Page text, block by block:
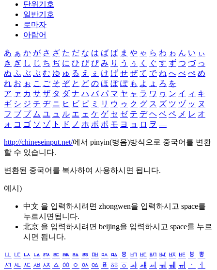
단위기호
일반기호
로마자
아랍어
あ ぁ か が さ ざ た だ な は ば ぱ ま や ゃ ら わ ゎ ん い ぃ
き ぎ し じ ち ぢ に ひ び ぴ み り う ぅ く ぐ す ず つ づ っ
ぬ ふ ぶ ぷ む ゆ ゅ る え ぇ け げ せ ぜ て で ね へ べ ぺ め
れ お ぉ こ ご そ ぞ と ど の ほ ぼ ぽ も よ ょ ろ を
ア ァ カ サ ザ タ ダ ナ ハ バ パ マ ヤ ャ ラ ワ ヮ ン イ ィ キ
ギ シ ジ チ ヂ ニ ヒ ビ ピ ミ リ ウ ゥ ク グ ス ズ ツ ヅ ッ ヌ
フ ブ プ ム ユ ュ ル エ ェ ケ ゲ セ ゼ テ デ ヘ ベ ペ メ レ オ
ォ コ ゴ ソ ゾ ト ド ノ ホ ボ ポ モ ヨ ョ ロ ヲ ―
http://chineseinput.net/에서 pinyin(병음)방식으로 중국어를 변환
할 수 있습니다.
변환된 중국어를 복사하여 사용하시면 됩니다.
예시)
中文 을 입력하시려면 zhongwen을 입력하시고 space를
누르시면됩니다.
北京 을 입력하시려면 beijing을 입력하시고 space를 누르
시면 됩니다.
ㅥ ㅦ ㅧ ㅨ ㅩ ㅪ ㅫ ㅬ ㅭ ㅮ ㅯ ㅰ ㅱ ㅲ ㅳ ㅴ ㅵ ㅶ ㅷ ㅸ
ㅹ
ㅺ ㅻ ㅼ ㅽ ㅾ ㅿ ㆀ ㆁ ㆂ ㆃ ㆄ ㆅ ㆆ ㆇ ㆈ ㆉ ㆊ ㆋ ㆌ ㆍ
ㆎ